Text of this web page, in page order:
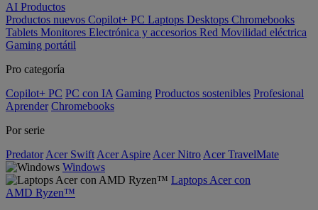
AI Productos
Productos nuevos Copilot+ PC Laptops Desktops Chromebooks
Tablets Monitores Electrónica y accesorios Red Movilidad eléctrica
Gaming portátil
Pro categoría
Copilot+ PC PC con IA Gaming Productos sostenibles Profesional
Aprender Chromebooks
Por serie
Predator Acer Swift Acer Aspire Acer Nitro Acer TravelMate
Windows
Laptops Acer con
AMD Ryzen™